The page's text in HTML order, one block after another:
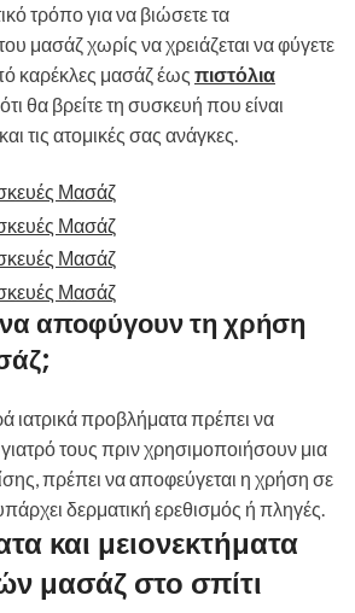
τρόπο για να βιώσετε τα
μασάζ χωρίς να χρειάζεται να φύγετε
καρέκλες μασάζ έως πιστόλια
ότι θα βρείτε τη συσκευή που είναι
τις ατομικές σας ανάγκες.
να αποφύγουν τη χρήση
ιατρικά προβλήματα πρέπει να
τους πριν χρησιμοποιήσουν μια
πρέπει να αποφεύγεται η χρήση σε
δερματική ερεθισμός ή πληγές.
και μειονεκτήματα
μασάζ στο σπίτι